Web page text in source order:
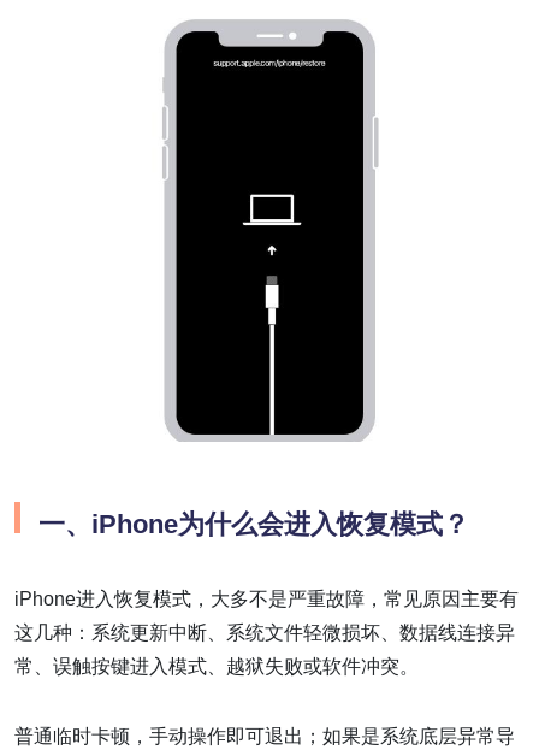
一、 iPhone为什么会进入恢复模式？
iPhone进入恢复模式，大多不是严重故障，常见原因主要有
这几种：系统更新中断、系统文件轻微损坏、数据线连接异
常、误触按键进入模式、越狱失败或软件冲突。
普通临时卡顿，手动操作即可退出；如果是系统底层异常导